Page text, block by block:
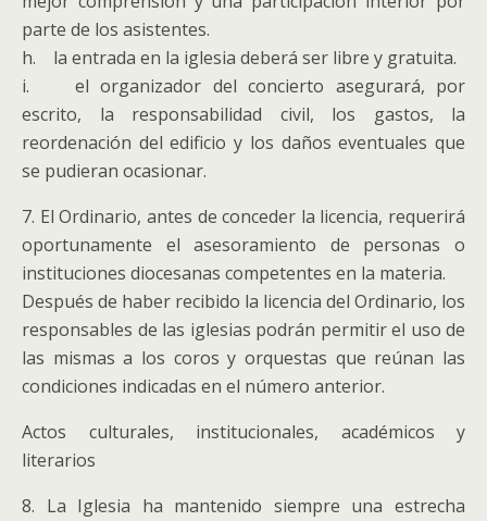
parte de los asistentes.
h. la entrada en la iglesia deberá ser libre y gratuita.
i. el organizador del concierto asegurará, por
escrito, la responsabilidad civil, los gastos, la
reordenación del edificio y los daños eventuales que
se pudieran ocasionar.
7. El Ordinario, antes de conceder la licencia, requerirá
oportunamente el asesoramiento de personas o
instituciones diocesanas competentes en la materia.
Después de haber recibido la licencia del Ordinario, los
responsables de las iglesias podrán permitir el uso de
las mismas a los coros y orquestas que reúnan las
condiciones indicadas en el número anterior.
Actos culturales, institucionales, académicos y
literarios
8. La Iglesia ha mantenido siempre una estrecha